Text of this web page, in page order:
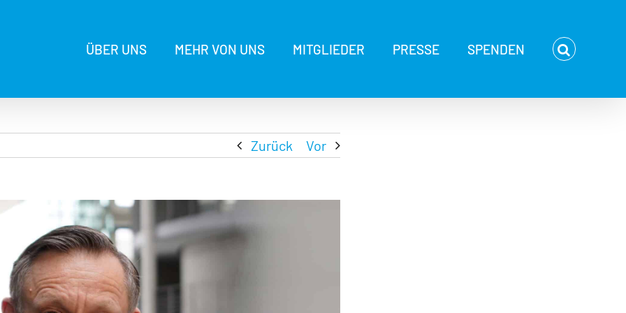
ÜBER UNS MEHR VON UNS MITGLIEDER PRESSE SPENDEN
Zurück Vor